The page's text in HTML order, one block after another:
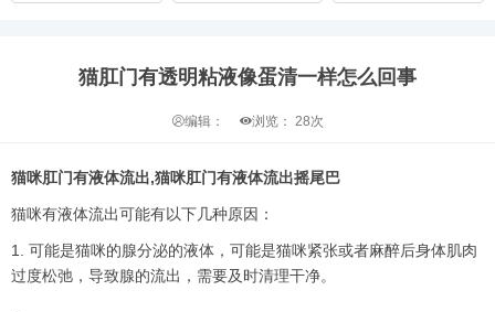
猫肛门有透明粘液像蛋清一样怎么回事
编辑： 浏览： 28次
猫咪肛门有液体流出,猫咪肛门有液体流出摇尾巴
猫咪有液体流出可能有以下几种原因：
1. 可能是猫咪的腺分泌的液体，可能是猫咪紧张或者麻醉后身体肌肉
过度松弛，导致腺的流出，需要及时清理干净。